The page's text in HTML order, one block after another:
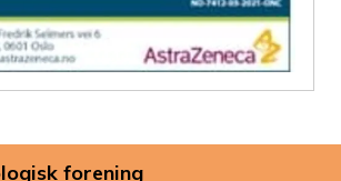
forening